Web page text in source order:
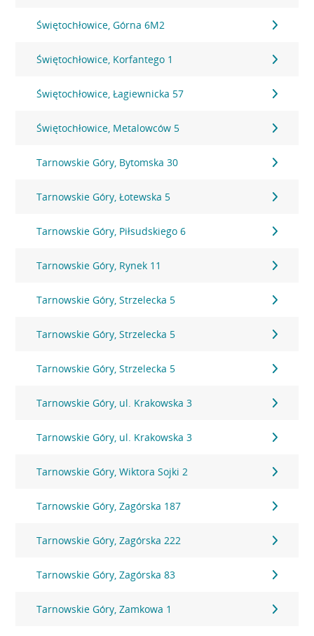
Świętochłowice, Górna 6M2
Świętochłowice, Korfantego 1
Świętochłowice, Łagiewnicka 57
Świętochłowice, Metalowców 5
Tarnowskie Góry, Bytomska 30
Tarnowskie Góry, Łotewska 5
Tarnowskie Góry, Piłsudskiego 6
Tarnowskie Góry, Rynek 11
Tarnowskie Góry, Strzelecka 5
Tarnowskie Góry, Strzelecka 5
Tarnowskie Góry, Strzelecka 5
Tarnowskie Góry, ul. Krakowska 3
Tarnowskie Góry, ul. Krakowska 3
Tarnowskie Góry, Wiktora Sojki 2
Tarnowskie Góry, Zagórska 187
Tarnowskie Góry, Zagórska 222
Tarnowskie Góry, Zagórska 83
Tarnowskie Góry, Zamkowa 1